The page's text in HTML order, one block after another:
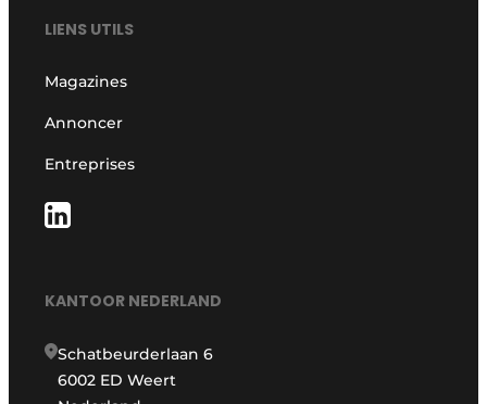
LIENS UTILS
Magazines
Annoncer
Entreprises
KANTOOR NEDERLAND
Schatbeurderlaan 6
6002 ED Weert